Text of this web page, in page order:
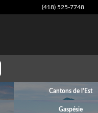
(418) 525-7748
Cantons de l'Est
Gaspésie